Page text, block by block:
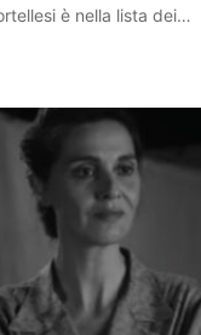
è nella lista dei…